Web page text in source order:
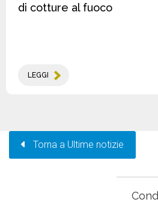
di cotture al fuoco
LEGGI
Torna a Ultime notizie